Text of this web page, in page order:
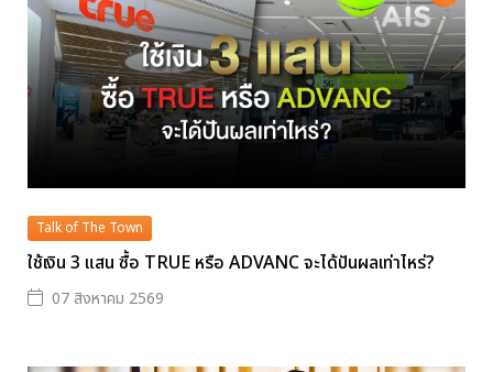
Talk of The Town
ใช้เงิน 3 แสน ซื้อ TRUE หรือ ADVANC จะได้ปันผลเท่าไหร่?
07 สิงหาคม 2569